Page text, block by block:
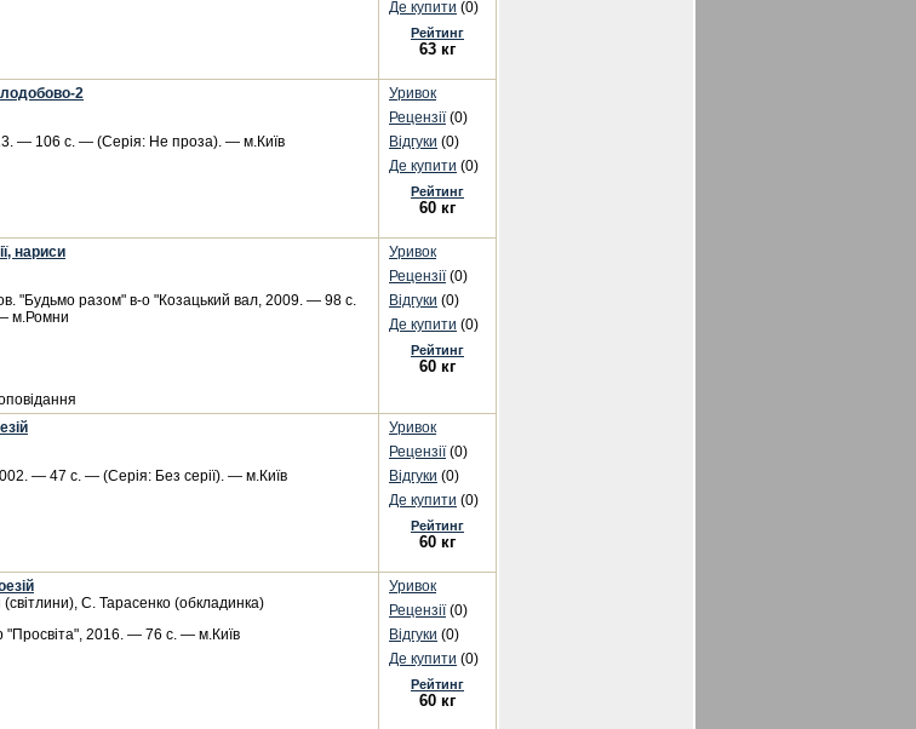
Де купити (0)
Рейтинг
63 кг
2
— 106 с. — (Серія: Не проза). — м.Київ
Уривок
Рецензії(0)
Відгуки (0)
Де купити (0)
Рейтинг
60 кг
нариси
"Будьмо разом" в-о "Козацький вал, 2009. — 98 с.
м.Ромни
Уривок
Рецензії(0)
Відгуки (0)
Де купити (0)
Рейтинг
60 кг
— 47 с. — (Серія: Без серії). — м.Київ
Уривок
Рецензії(0)
Відгуки (0)
Де купити (0)
Рейтинг
60 кг
С. Тарасенко (обкладинка)
2016. — 76 с. — м.Київ
Уривок
Рецензії(0)
Відгуки (0)
Де купити (0)
Рейтинг
60 кг